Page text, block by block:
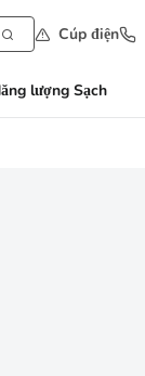
Cúp điện
lượng Sạch